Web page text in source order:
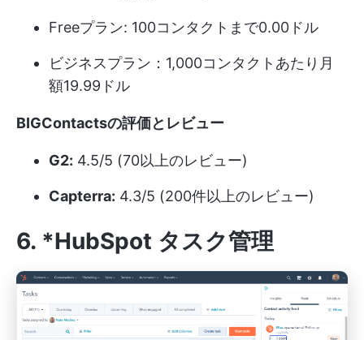
Freeプラン: 100コンタクトまで0.00ドル
ビジネスプラン：1,000コンタクトあたり月
額19.99ドル
BIGContactsの評価とレビュー
G2: 4.5/5 (70以上のレビュー)
Capterra: 4.3/5 (200件以上のレビュー)
6. *HubSpot タスク管理